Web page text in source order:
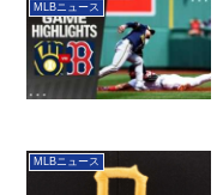
MLBニュース
MLBニュース